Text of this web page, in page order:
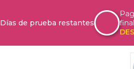
Días de prueba restantes